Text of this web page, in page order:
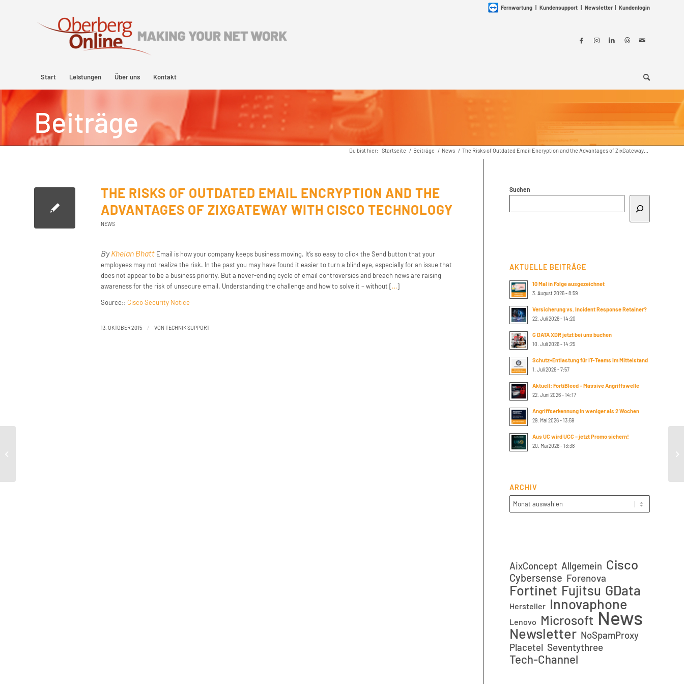
Fernwartung | Kundensupport | Newsletter | Kundenlogin
Start Leistungen Über uns Kontakt
Beiträge
Du bist hier: Startseite / Beiträge / News / The Risks of Outdated Email Encryption and the Advantages of ZixGateway...
THE RISKS OF OUTDATED EMAIL ENCRYPTION AND THE
ADVANTAGES OF ZIXGATEWAY WITH CISCO TECHNOLOGY
NEWS
ByKhelan Bhatt Email is how your company keeps business moving. It’s so easy to click the Send button that your
employees may not realize the risk. In the past you may have found it easier to turn a blind eye, especially for an issue that
does not appear to be a business priority. But a never-ending cycle of email controversies and breach news are raising
awareness for the risk of unsecure email. Understanding the challenge and how to solve it – without […]
Source:: Cisco Security Notice
13. OKTOBER 2015 / VON TECHNIK SUPPORT
Suchen
AKTUELLE BEITRÄGE
10 Mal in Folge ausgezeichnet
3. August 2026 - 8:59
Versicherung vs. Incident Response Retainer?
22. Juli 2026 - 14:20
G DATA XDR jetzt bei uns buchen
10. Juli 2026 - 14:25
Schutz+Entlastung für IT-Teams im Mittelstand
1. Juli 2026 - 7:57
Aktuell: FortiBleed – Massive Angriffswelle
22. Juni 2026 - 14:17
Angriffserkennung in weniger als 2 Wochen
29. Mai 2026 - 13:59
Aus UC wird UCC – jetzt Promo sichern!
20. Mai 2026 - 13:38
ARCHIV
AixConcept Allgemein Cisco
Cybersense Forenova
Fortinet Fujitsu GData
Hersteller Innovaphone
Lenovo Microsoft News
Newsletter NoSpamProxy
Placetel Seventythree
Tech-Channel